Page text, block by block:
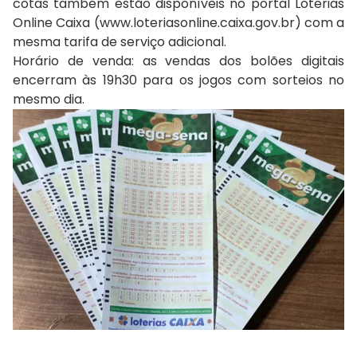
Online Caixa (www.loteriasonline.caixa.gov.br) com a
mesma tarifa de serviço adicional.
Horário de venda: as vendas dos bolões digitais
encerram às 19h30 para os jogos com sorteios no
mesmo dia.